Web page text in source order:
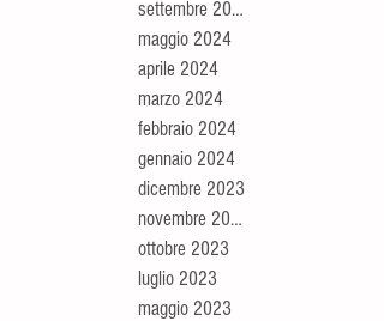
settembre 2024
maggio 2024
aprile 2024
marzo 2024
febbraio 2024
gennaio 2024
dicembre 2023
novembre 2023
ottobre 2023
luglio 2023
maggio 2023